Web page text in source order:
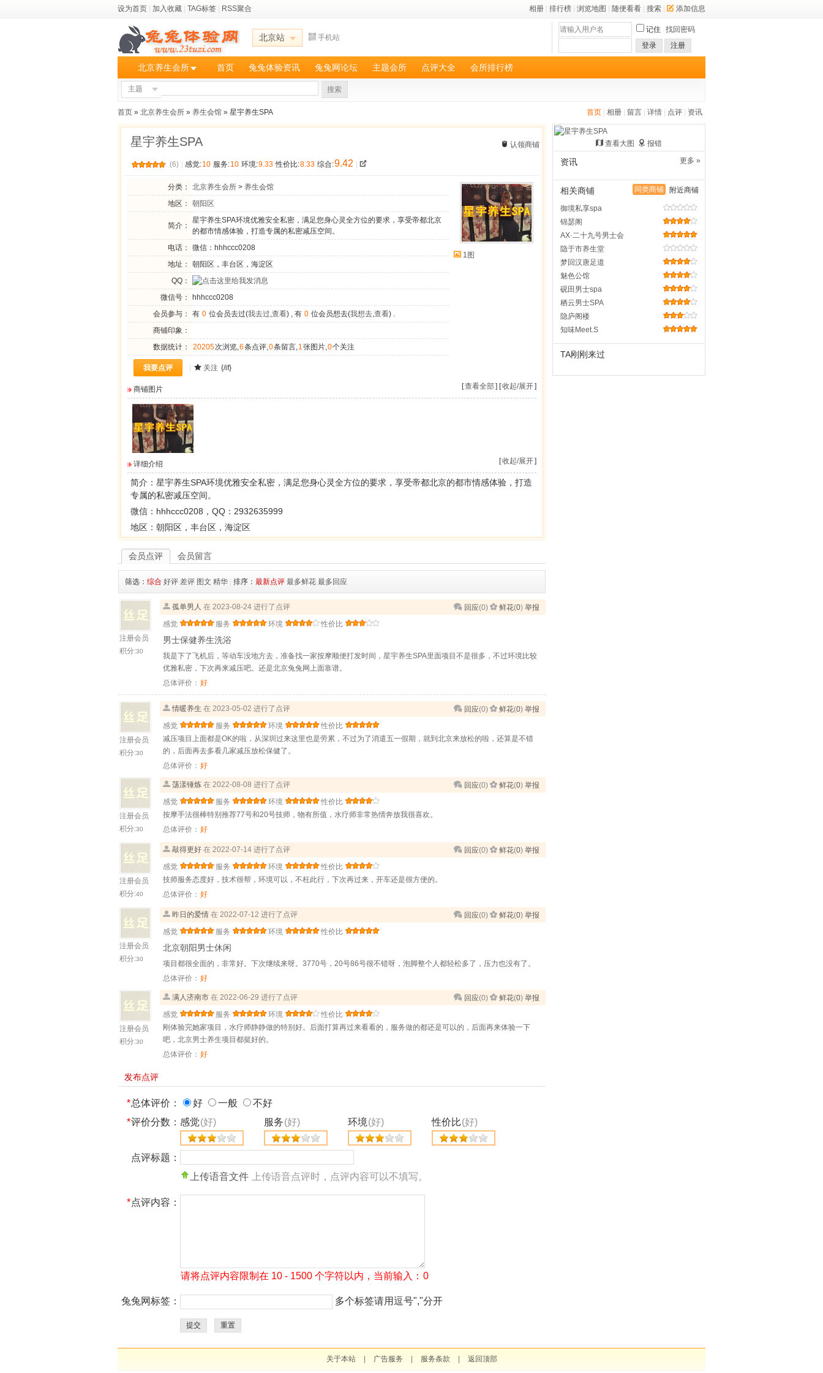
设为首页 加入收藏 TAG标签 RSS聚合 相册 排行榜 浏览地图 随便看看 搜索 添加信息
北京站 手机站
记住 找回密码
登录
注册
北京养生会所 首页 兔兔体验资讯 兔兔网论坛 主题会所 点评大全 会所排行榜
主题 搜索
首页 相册 留言 详情 点评 资讯
首页 » 北京养生会所 » 养生会馆 » 星宇养生SPA
星宇养生SPA 认领商铺
(6) 感觉:10 服务:10 环境:9.33 性价比:8.33 综合:9.42
分类： 北京养生会所 > 养生会馆
地区：
朝阳区
简介：
星宇养生SPA环境优雅安全私密，满足您身心灵全方位的要求，享受帝都北京
的都市情感体验，打造专属的私密减压空间。
电话：
微信：hhhccc0208
地址：
朝阳区，丰台区，海淀区
QQ：
微信号：
hhhccc0208
会员参与：
有 0 位会员去过(我去过,查看) , 有 0 位会员想去(我想去,查看) .
商铺印象：
数据统计：
20205次浏览,6条点评,0条留言,1张图片,0个关注
我要点评 关注 {/if}
1图
[查看全部] [收起/展开]
商铺图片
[收起/展开]
详细介绍
简介： 星宇养生SPA环境优雅安全私密，满足您身心灵全方位的要求，享受帝都北京的都市情感体验，打造
专属的私密减压空间。
微信：hhhccc0208，QQ： 2932635999
地区：朝阳区，丰台区，海淀区
会员点评 会员留言
筛选： 综合 好评 差评 图文 精华 排序： 最新点评 最多鲜花 最多回应
注册会员
积分:30
回应(0) 鲜花(0) 举报
孤单男人 在 2023-08-24 进行了点评
感觉
服务 环境 性价比
男士保健养生洗浴
我是下了飞机后，等动车没地方去，准备找一家按摩顺便打发时间，星宇养生SPA里面项目不是很多，不过环境比较
优雅私密，下次再来减压吧。还是北京兔兔网上面靠谱。
总体评价： 好
注册会员
积分:30
回应(0) 鲜花(0) 举报
情暖养生 在 2023-05-02 进行了点评
感觉
服务 环境
性价比
减压项目上面都是OK的啦，从深圳过来这里也是劳累，不过为了消遣五一假期，就到北京来放松的啦，还算是不错
的，后面再去多看几家减压放松保健了。
总体评价： 好
注册会员
积分:30
回应(0) 鲜花(0) 举报
荡漾锤炼 在 2022-08-08 进行了点评
感觉
服务 环境
性价比
按摩手法很棒特别推荐77号和20号技师，物有所值，水疗师非常热情奔放我很喜欢。
总体评价： 好
注册会员
积分:40
回应(0) 鲜花(0) 举报
敲得更好 在 2022-07-14 进行了点评
感觉
服务 环境
性价比
技师服务态度好，技术很帮，环境可以，不枉此行，下次再过来，开车还是很方便的。
总体评价： 好
注册会员
积分:30
回应(0) 鲜花(0) 举报
昨日的爱情 在 2022-07-12 进行了点评
感觉
服务 环境 性价比
北京朝阳男士休闲
项目都很全面的，非常好。下次继续来呀。3770号，20号86号很不错呀，泡脚整个人都轻松多了，压力也没有了。
总体评价： 好
注册会员
积分:30
回应(0) 鲜花(0) 举报
满人济南市 在 2022-06-29 进行了点评
感觉
服务 环境
性价比
刚体验完她家项目，水疗师静静做的特别好。后面打算再过来看看的，服务做的都还是可以的，后面再来体验一下
吧，北京男士养生项目都挺好的。
总体评价： 好
发布点评
*总体评价： 好 一般
不好
*评价分数： 感觉(好) 服务(好) 环境(好) 性价比(好)
点评标题：
上传语音文件
上传语音点评时，点评内容可以不填写。
*点评内容：
请将点评内容限制在 10 - 1500 个字符以内，当前输入： 0
兔兔网标签： 多个标签请用逗号","分开
提交 重置
查看大图
报错
更多 »
资讯
同类商铺 附近商铺
相关商铺
御境私享spa
锦瑟阁
AX·二十九号男士会
隐于市养生堂
梦回汉唐足道
魅色公馆
砚田男士spa
栖云男士SPA
隐庐阁楼
知味Meet.S
TA刚刚来过
关于本站 广告服务 服务条款 返回顶部